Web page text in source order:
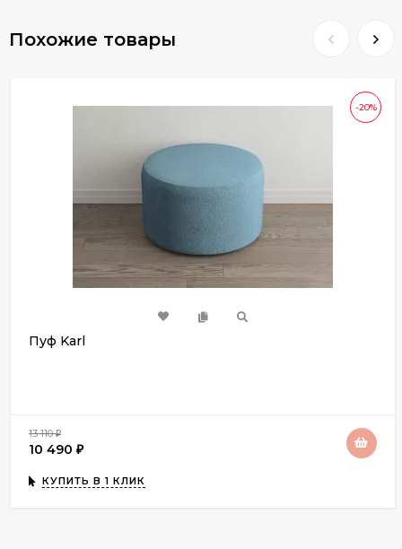
Похожие товары
-20%
Пуф Karl
13 110₽
10 490 ₽
КУПИТЬ В 1 КЛИК